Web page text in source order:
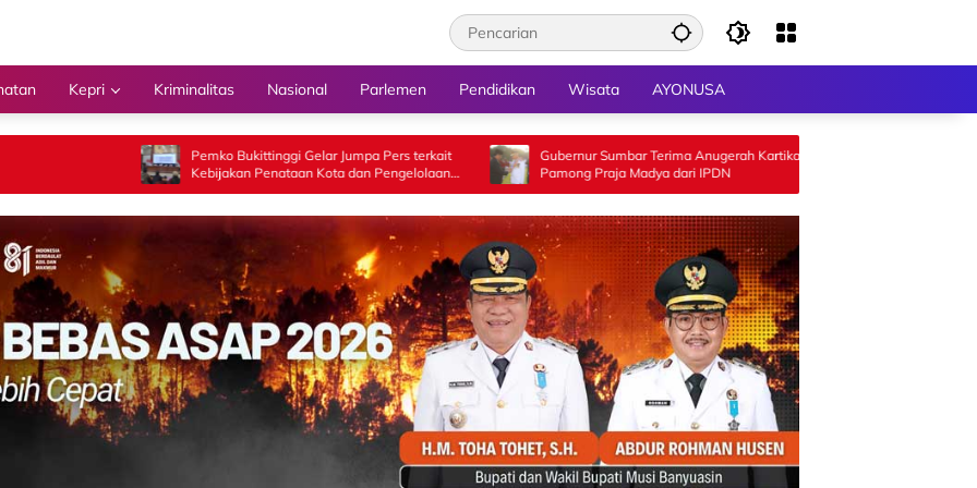
Kepri Kriminalitas Nasional Parlemen Pendidikan Wisata AYONUSA
Pemko Bukittinggi Gelar Jumpa Pers terkait
Kebijakan Penataan Kota dan Pengelolaan
Aset Barang Milik Daerah
Gubernur Sumbar Terima Anugerah Kartika
Pamong Praja Madya dari IPDN
Semarakkan HUT RI ke-81,
Antar SD/MI